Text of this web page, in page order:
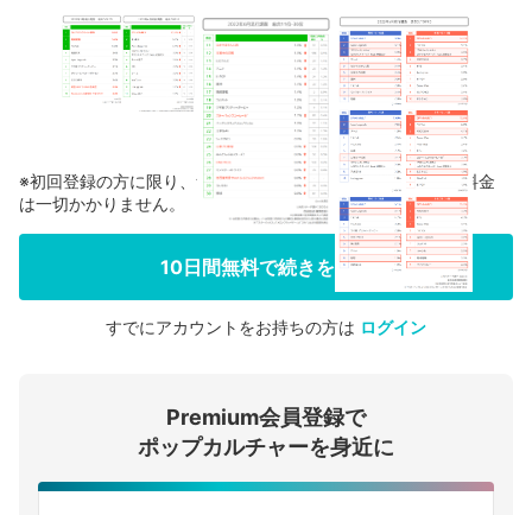
会員登録する
ログインする
※初回登録の方に限り、無料お試し期間中に解約した場合、料金
は一切かかりません。
10日間無料で続きを見る
すでにアカウントをお持ちの方は ログイン
Premium会員登録で
ポップカルチャーを身近に